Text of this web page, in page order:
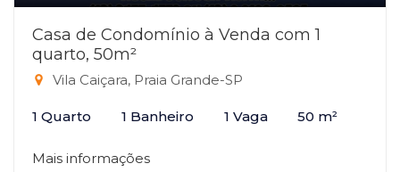
Casa de Condomínio à Venda com 1
quarto, 50m²
Vila Caiçara, Praia Grande-SP
1 Quarto 1 Banheiro 1 Vaga 50 m²
Mais informações